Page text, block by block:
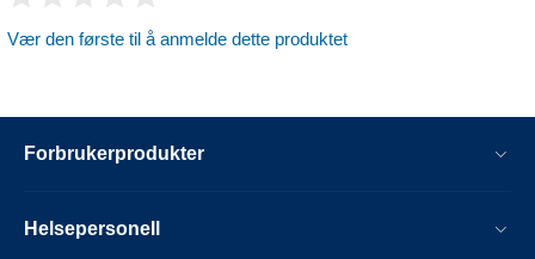
Vær den første til å anmelde dette produktet
Forbrukerprodukter
Helsepersonell